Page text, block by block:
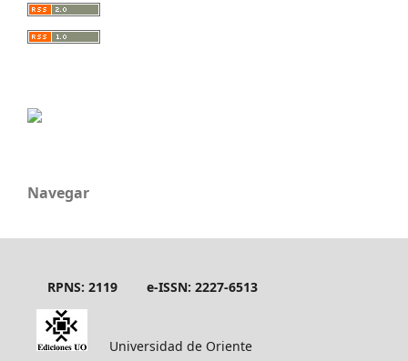
Navegar
RPNS: 2119 e-ISSN: 2227-6513
Universidad de Oriente